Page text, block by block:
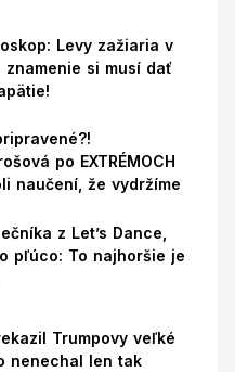
Levy zažiaria v
si musí dať
po EXTRÉMOCH
naučení, že vydržíme
z Let’s Dance,
pľúco: To najhoršie je
Trumpovy veľké
nenechal len tak